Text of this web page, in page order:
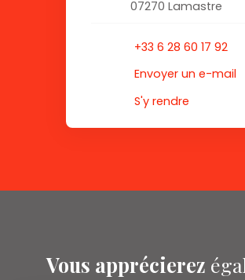
07270 Lamastre
+33 6 28 60 17 92
Envoyer un e-mail
S'y rendre
Vous apprécierez